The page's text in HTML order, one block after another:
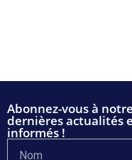
Abonnez-vous à
dernières actualités
informés !